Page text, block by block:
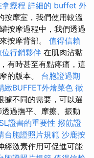
療程 詳細的 buffet 外
按摩室，我們使用較溫
按摩過程中，我們透過
按摩背部。 值得信賴
行銷夥伴 在肌肉沾黏
有時甚至有點疼痛，這
的版本。 台胞證過期
緻BUFFET外燴菜色 徵
據不同的需要，可以選
過撫平、摩擦、振動
證書的重要性 撥筋證
台胞證照片規範 沙鹿按
經激素作用可促進可能